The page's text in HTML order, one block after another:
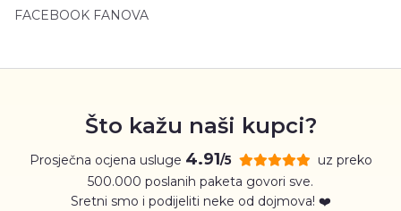
FACEBOOK FANOVA
Što kažu naši kupci?
Prosječna ocjena usluge 4.91/5
uz preko
500.000 poslanih paketa govori sve.
Sretni smo i podijeliti neke od dojmova! ❤️